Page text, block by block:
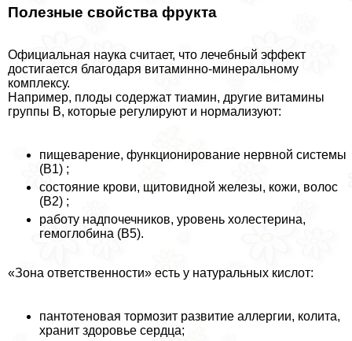
Полезные свойства фрукта
Официальная наука считает, что лечебный эффект
достигается благодаря витаминно-минеральному
комплексу.
Например, плоды содержат тиамин, другие витамины
группы В, которые регулируют и нормализуют:
пищеварение, функционирование нервной системы
(В1) ;
состояние крови, щитовидной железы, кожи, волос
(В2) ;
работу надпочечников, уровень холестерина,
гемоглобина (В5).
«Зона ответственности» есть у натуральных кислот:
пантотеновая тормозит развитие аллергии, колита,
хранит здоровье сердца;